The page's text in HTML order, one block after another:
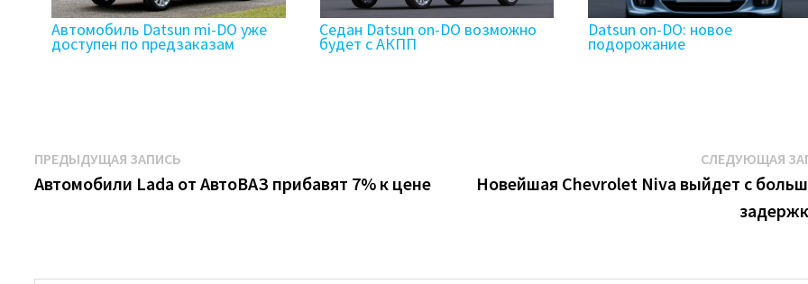
Автомобиль Datsun mi-DO уже
доступен по предзаказам
Седан Datsun on-DO возможно
будет с АКПП
Datsun on-DO: новое
подорожание
Навигация
по
ПРЕДЫДУЩАЯ ЗАПИСЬ
запись:
Автомобили Lada от АвтоВАЗ прибавят 7% к цене
СЛЕДУЮЩАЯ
Новейшая Chevrolet Niva выйдет с